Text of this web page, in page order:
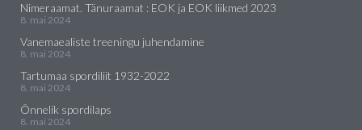
Nimeraamat. Tänuraamat : EOK ja EOK liikmed 2023
8. mai 2024
Vanemaealiste treeningu juhendamine
8. mai 2024
Tartumaa spordiliit 1932-2022
8. mai 2024
Õnnelik spordilaps
8. mai 2024